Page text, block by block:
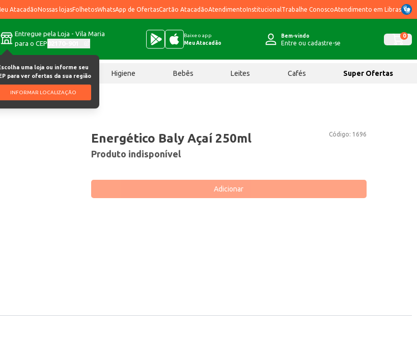
AtacadãoNossas lojasFolhetosWhatsApp de OfertasCartão AtacadãoAtendimentoInstitucional Trabalhe ConoscoAtendimento em Libras
Entregue pela Loja - Vila Maria
para o CEP
uma loja ou informe seu
para ver ofertas da sua região
INFORMAR LOCALIZAÇÃO
Baixe o app
Meu Atacadão
Bem-vindo
Entre ou cadastre-se
0
Chocolates Higiene Bebês Leites Cafés Super Ofertas
250ml
Código: 1696
Energético Baly Açaí 250ml
Produto indisponível
Adicionar